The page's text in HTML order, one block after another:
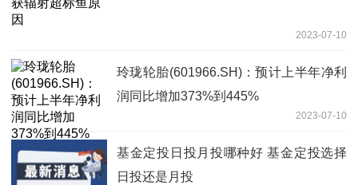
2023-07-10
玲珑轮胎(601966.SH)：预计上半年净利
润同比增加373%到445%
2023-07-10
基金定投日投月投哪种好 基金定投选择
日投还是月投